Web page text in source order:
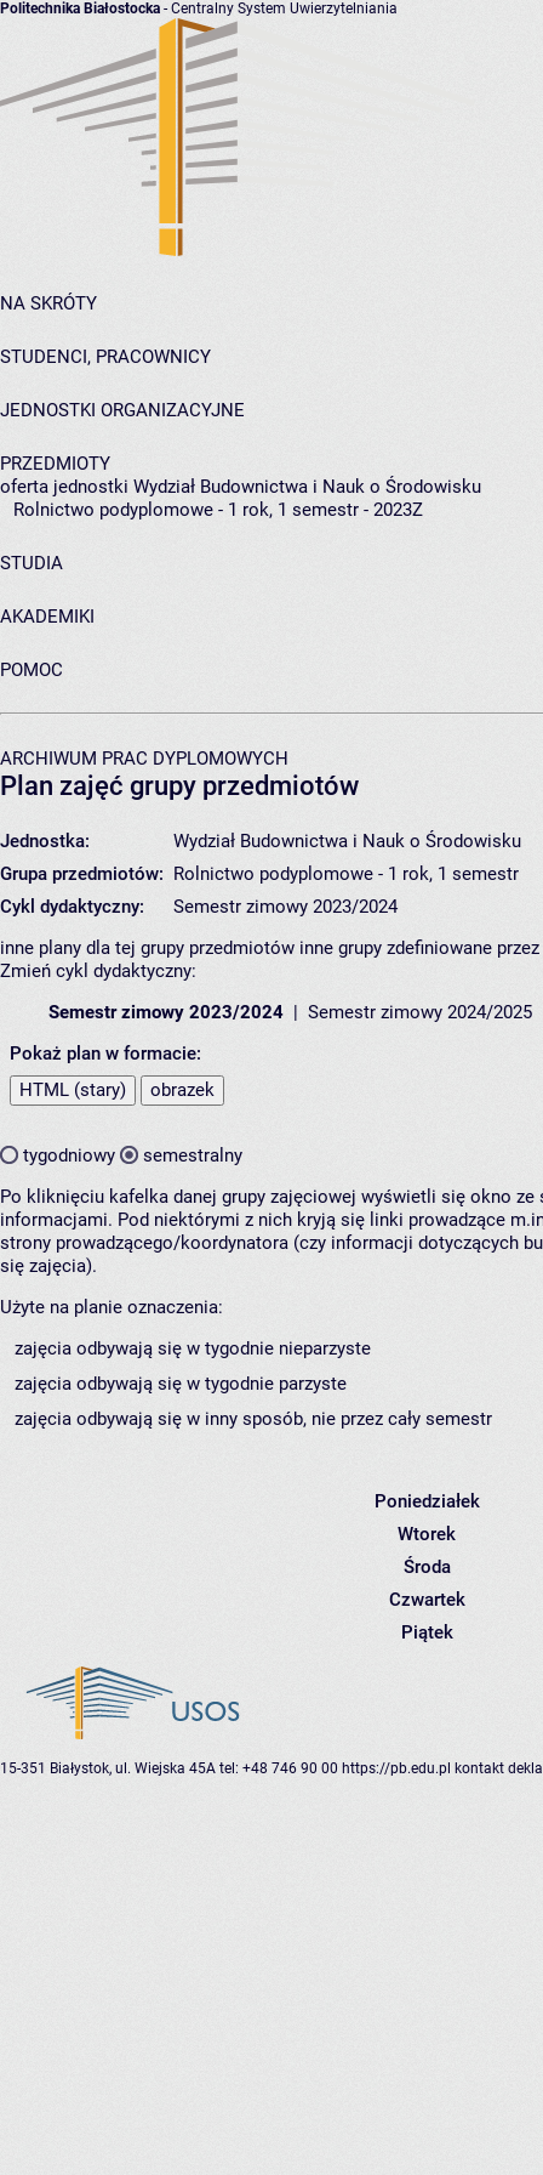
Politechnika Białostocka - Centralny System Uwierzytelniania
NA SKRÓTY
STUDENCI, PRACOWNICY
JEDNOSTKI ORGANIZACYJNE
PRZEDMIOTY
oferta jednostki Wydział Budownictwa i Nauk o Środowisku
Rolnictwo podyplomowe - 1 rok, 1 semestr - 2023Z
STUDIA
AKADEMIKI
POMOC
ARCHIWUM PRAC DYPLOMOWYCH
Plan zajęć grupy przedmiotów
Jednostka:
Wydział Budownictwa i Nauk o Środowisku
Grupa przedmiotów: Rolnictwo podyplomowe - 1 rok, 1 semestr
Cykl dydaktyczny:
Semestr zimowy 2023/2024
inne plany dla tej grupy przedmiotów inne grupy zdefiniowane
Zmień cykl dydaktyczny:
Semestr zimowy 2023/2024
Semestr zimowy 2024/2025
Pokaż plan w formacie:
HTML (stary)
obrazek
tygodniowy
semestralny
Po kliknięciu kafelka danej grupy zajęciowej wyświetli się okno ze
informacjami. Pod niektórymi z nich kryją się linki prowadzące
strony prowadzącego/koordynatora (czy informacji dotyczących
się zajęcia).
Użyte na planie oznaczenia:
zajęcia odbywają się w tygodnie nieparzyste
zajęcia odbywają się w tygodnie parzyste
zajęcia odbywają się w inny sposób, nie przez cały semestr
Poniedziałek
Wtorek
Środa
Czwartek
Piątek
15-351 Białystok, ul. Wiejska 45A tel: +48 746 90 00 https://pb.edu.pl kontakt